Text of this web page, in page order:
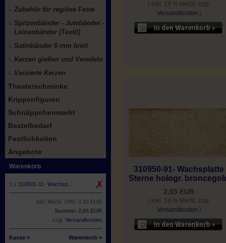
Zubehör für regiöse Feste
Spitzenbänder - Jutebänder -
Leinenbänder (Textil)
Satinbänder 6 mm breit
Kerzen gießen und Veredeln
Verzierte Kerzen
Theaterschminke
Krippenfiguren
Schnäppchenmarkt
Bastelbedarf
Festlichkeiten
Angebote
Warenkorb
1 x 310901-11- Wachsp...
inkl. MwSt. 19%: 0,42 EUR
Summe: 2,65 EUR
zzgl. Versandkosten
Kasse » Warenkorb »
( inkl. 19 % MwSt. zzgl.
Versandkosten )
310950-91- Wachsplatte
Sterne hologr.
2,65 EUR
( inkl. 19 % MwSt. zzgl.
Versandkosten )